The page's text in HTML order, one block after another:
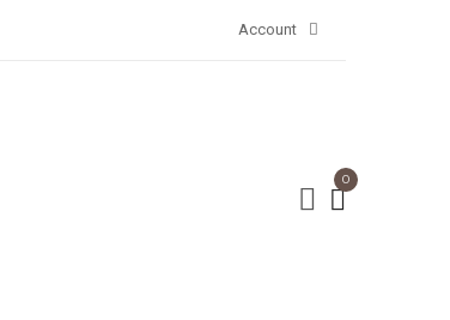
Account
0